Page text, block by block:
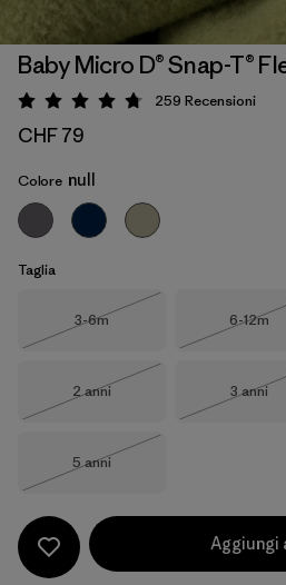
Baby Micro D® Snap-T®
Valutazione: 4.7 / 5
259 Recensioni
CHF 79
Colore null
Taglia
Taglia
3-6m
Taglia
6-12m
Taglia
2 anni
Taglia
3 anni
Taglia
5 anni
Aggiungi